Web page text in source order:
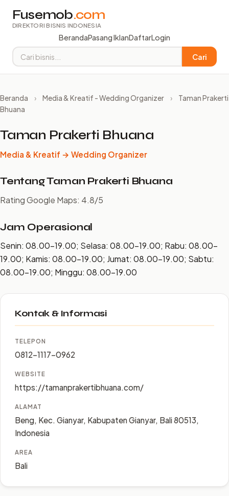
Fusemob.com
DIREKTORI BISNIS INDONESIA
BerandaPasang IklanDaftarLogin
Cari
Beranda › Media & Kreatif - Wedding Organizer ›
Taman Prakerti
Bhuana
Taman Prakerti Bhuana
Media & Kreatif → Wedding Organizer
Tentang Taman Prakerti Bhuana
Rating Google Maps: 4.8/5
Jam Operasional
Senin: 08.00–19.00; Selasa: 08.00–19.00; Rabu: 08.00–
19.00; Kamis: 08.00–19.00; Jumat: 08.00–19.00; Sabtu:
08.00–19.00; Minggu: 08.00–19.00
Kontak & Informasi
TELEPON
0812-1117-0962
WEBSITE
https://tamanprakertibhuana.com/
ALAMAT
Beng, Kec. Gianyar, Kabupaten Gianyar, Bali 80513,
Indonesia
AREA
Bali